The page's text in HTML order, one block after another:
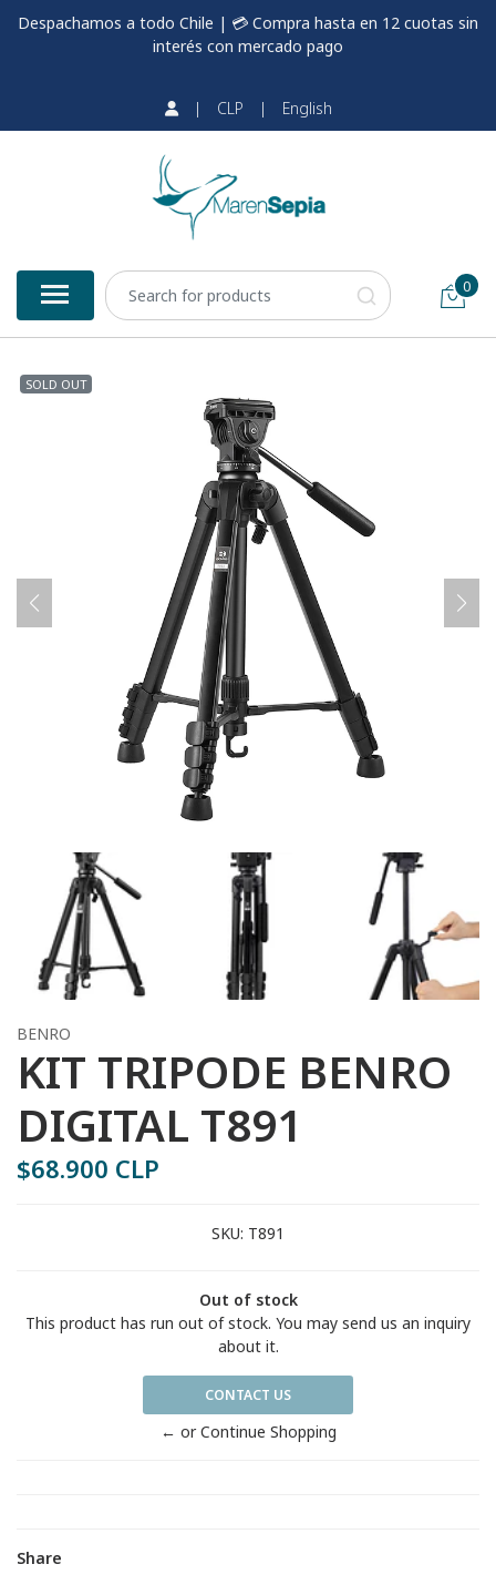
Despachamos a todo Chile | 💳 Compra hasta en 12 cuotas sin
interés con mercado pago
| CLP | English
0
SOLD OUT
BENRO
KIT TRIPODE BENRO
DIGITAL T891
$68.900 CLP
SKU: T891
Out of stock
This product has run out of stock. You may send us an inquiry
about it.
CONTACT US
← or Continue Shopping
Share